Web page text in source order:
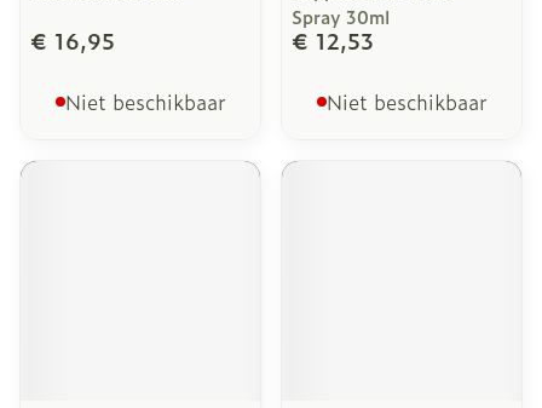
€ 16,95
Niet beschikbaar
Spray 30ml
€ 12,53
Niet beschikbaar